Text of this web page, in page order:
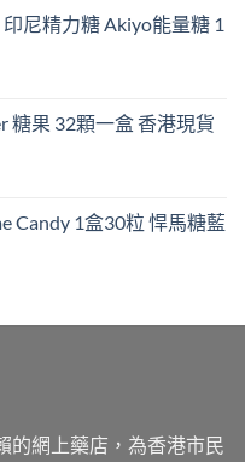
尼精力糖 Akiyo能量糖 1
糖果 32顆一盒 香港現貨
Candy 1盒30粒 悍馬糖藍
的網上藥店，為香港市民